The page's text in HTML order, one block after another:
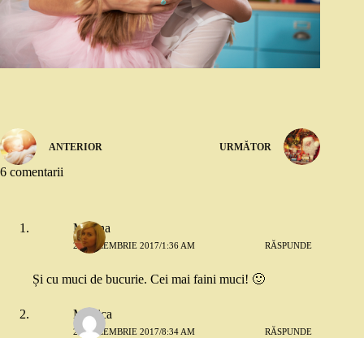
ANTERIOR URMĂTOR
6 comentarii
Miruna
21 DECEMBRIE 2017/1:36 AM RĂSPUNDE
Și cu muci de bucurie. Cei mai faini muci! 🙂
Monica
21 DECEMBRIE 2017/8:34 AM RĂSPUNDE